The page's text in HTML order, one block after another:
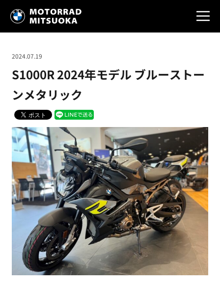
S1000R 2024年モデル ブルーストー
ンメタリック
2024.07.19